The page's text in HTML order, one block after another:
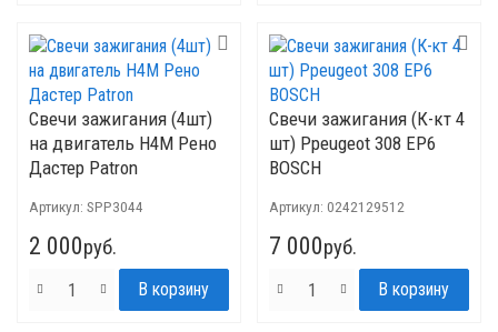
Свечи зажигания (4шт)
на двигатель H4M Рено
Дастер Patron
Артикул: SPP3044
2 000руб.
Свечи зажигания (К-кт 4
шт) Ppeugeot 308 EP6
BOSCH
Артикул: 0242129512
7 000руб.